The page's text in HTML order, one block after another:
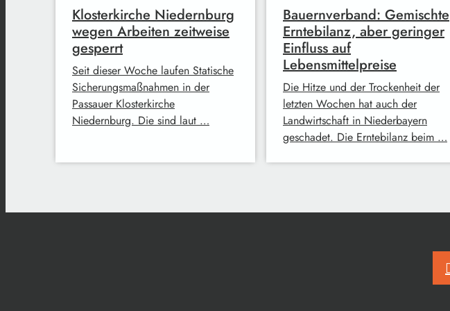
Klosterkirche Niedernburg
wegen Arbeiten zeitweise
gesperrt
Seit dieser Woche laufen Statische
Sicherungsmaßnahmen in der
Passauer Klosterkirche
Niedernburg. Die sind laut …
Bauernverband: Gemischte
Erntebilanz, aber geringer
Einfluss auf
Lebensmittelpreise
Die Hitze und der Trockenheit der
letzten Wochen hat auch der
Landwirtschaft in Niederbayern
geschadet. Die Erntebilanz beim …